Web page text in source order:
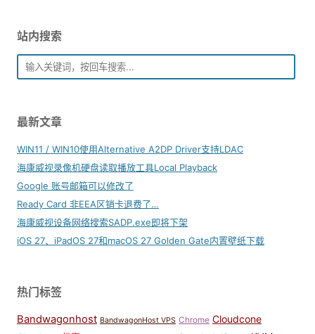
站内搜索
最新文章
WIN11 / WIN10使用Alternative A2DP Driver支持LDAC
海康威视录像机硬盘读取播放工具Local Playback
Google 账号邮箱可以修改了
Ready Card 非EEA区销卡退费了…
海康威视设备网络搜索SADP.exe即将下架
iOS 27、iPadOS 27和macOS 27 Golden Gate内置壁纸下载
热门标签
Bandwagonhost BandwagonHost VPS Chrome Cloudcone